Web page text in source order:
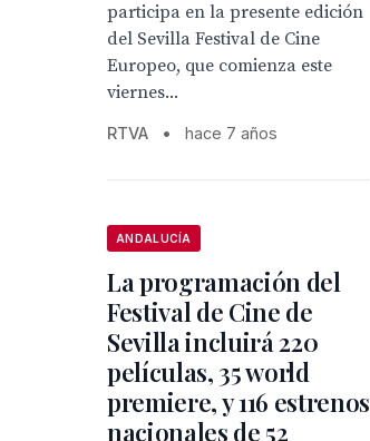
participa en la presente edición
del Sevilla Festival de Cine
Europeo, que comienza este
viernes...
RTVA • hace 7 años
ANDALUCÍA
La programación del
Festival de Cine de
Sevilla incluirá 220
películas, 35 world
premiere, y 116 estrenos
nacionales de 52